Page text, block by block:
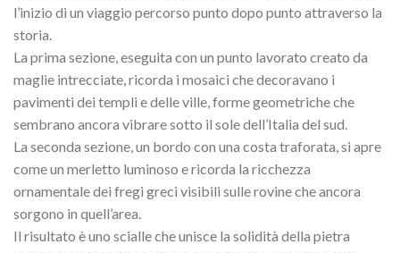
l’inizio di un viaggio percorso punto dopo punto attraverso la
storia.
La prima sezione, eseguita con un punto lavorato creato da
maglie intrecciate, ricorda i mosaici che decoravano i
pavimenti dei templi e delle ville, forme geometriche che
sembrano ancora vibrare sotto il sole dell’Italia del sud.
La seconda sezione, un bordo con una costa traforata, si apre
come un merletto luminoso e ricorda la ricchezza
ornamentale dei fregi greci visibili sulle rovine che ancora
sorgono in quell’area.
Il risultato è uno scialle che unisce la solidità della pietra